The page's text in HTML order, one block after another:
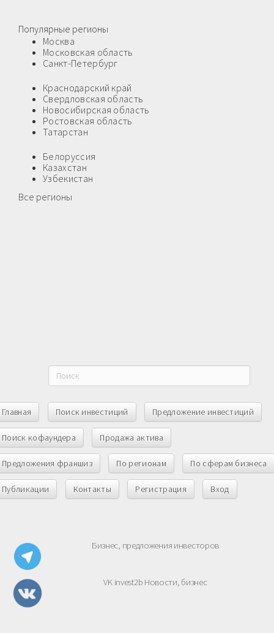
Популярные регионы
Москва
Московская область
Санкт-Петербург
Краснодарский край
Свердловская область
Новосибирская область
Ростовская область
Татарстан
Белоруссия
Казахстан
Узбекистан
Все регионы
Главная Поиск инвестиций Предложение инвестиций
Поиск кофаундера Продажа актива
Предложения франшиз По регионам По сферам бизнеса
Публикации Контакты Регистрация Вход
Бизнес, предложения инвесторов
VK invest2b Новости, бизнес